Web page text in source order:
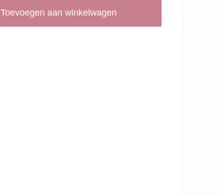
Toevoegen aan winkelwagen